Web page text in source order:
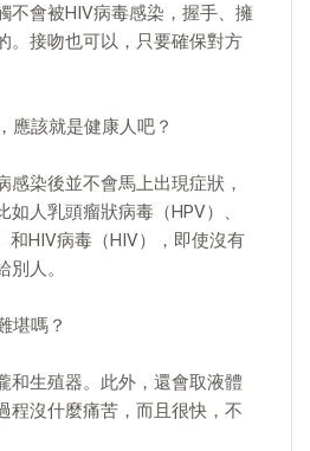
不會被HIV病毒感染，握手、擁
。接吻也可以，只要確保對方
應該就是健康人吧？
感染後並不會馬上出現症狀，
人乳頭瘤狀病毒（HPV）、
和HIV病毒（HIV），即使沒有
人。
堪嗎？
和生殖器。此外，還會取液體
程沒什麼痛苦，而且很快，不